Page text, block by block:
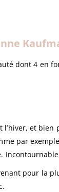
dont 4 en
et bien
par
pour la